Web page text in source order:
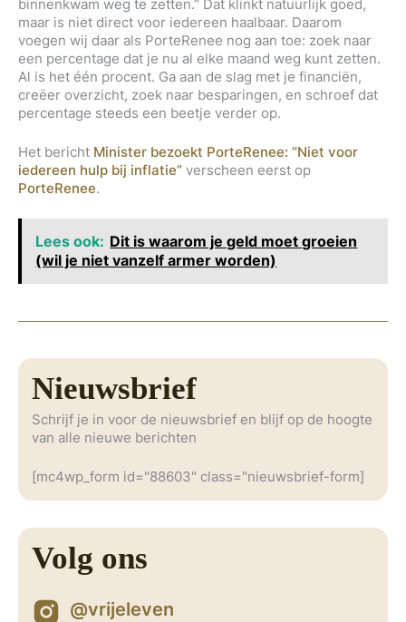
binnenkwam weg te zetten.” Dat klinkt natuurlijk goed,
maar is niet direct voor iedereen haalbaar. Daarom
voegen wij daar als PorteRenee nog aan toe: zoek naar
een percentage dat je nu al elke maand weg kunt zetten.
Al is het één procent. Ga aan de slag met je financiën,
creëer overzicht, zoek naar besparingen, en schroef dat
percentage steeds een beetje verder op.
Het bericht Minister bezoekt PorteRenee: “Niet voor
iedereen hulp bij inflatie” verscheen eerst op
PorteRenee.
Lees ook: Dit is waarom je geld moet groeien
(wil je niet vanzelf armer worden)
Nieuwsbrief
Schrijf je in voor de nieuwsbrief en blijf op de hoogte
van alle nieuwe berichten
[mc4wp_form id="88603" class="nieuwsbrief-form]
Volg ons
@vrijeleven